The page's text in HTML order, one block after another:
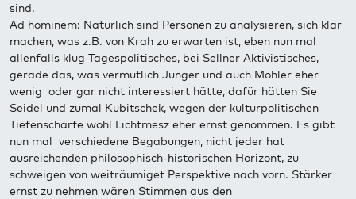
sind.
Ad hominem: Natürlich sind Personen zu analysieren, sich klar
machen, was z.B. von Krah zu erwarten ist, eben nun mal
allenfalls klug Tagespolitisches, bei Sellner Aktivistisches,
gerade das, was vermutlich Jünger und auch Mohler eher
wenig oder gar nicht interessiert hätte, dafür hätten Sie
Seidel und zumal Kubitschek, wegen der kulturpolitischen
Tiefenschärfe wohl Lichtmesz eher ernst genommen. Es gibt
nun mal verschiedene Begabungen, nicht jeder hat
ausreichenden philosophisch-historischen Horizont, zu
schweigen von weiträumiget Perspektive nach vorn. Stärker
ernst zu nehmen wären Stimmen aus den